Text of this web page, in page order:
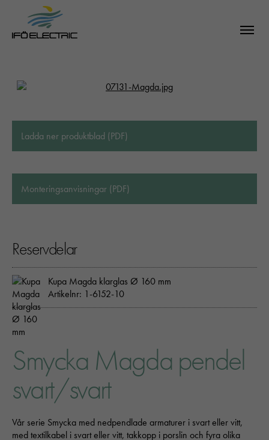
Ladda ner produktblad (PDF)
Monteringsanvisningar (PDF)
Reservdelar
Kupa Magda klarglas Ø 160 mm
Artikelnr: 1-6152-10
Smycka Magda pendel
svart/svart
Vår serie Smycka med nedpendlade armaturer i svart eller vitt,
med textilkabel i svart eller vitt, takkopp i porslin och fyra olika